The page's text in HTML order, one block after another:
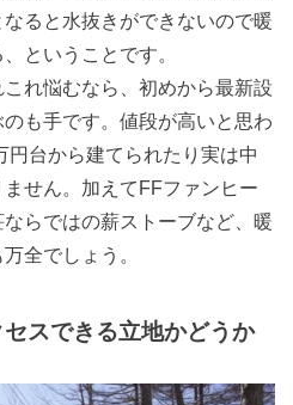
ると水抜きができないので暖
ということです。
れ悩むなら、初めから最新設
も手です。値段が高いと思わ
台から建てられたり 実は中
せん。加えてFFファンヒー
らではの薪ストーブなど、暖
全でしょう。
スできる立地かどうか